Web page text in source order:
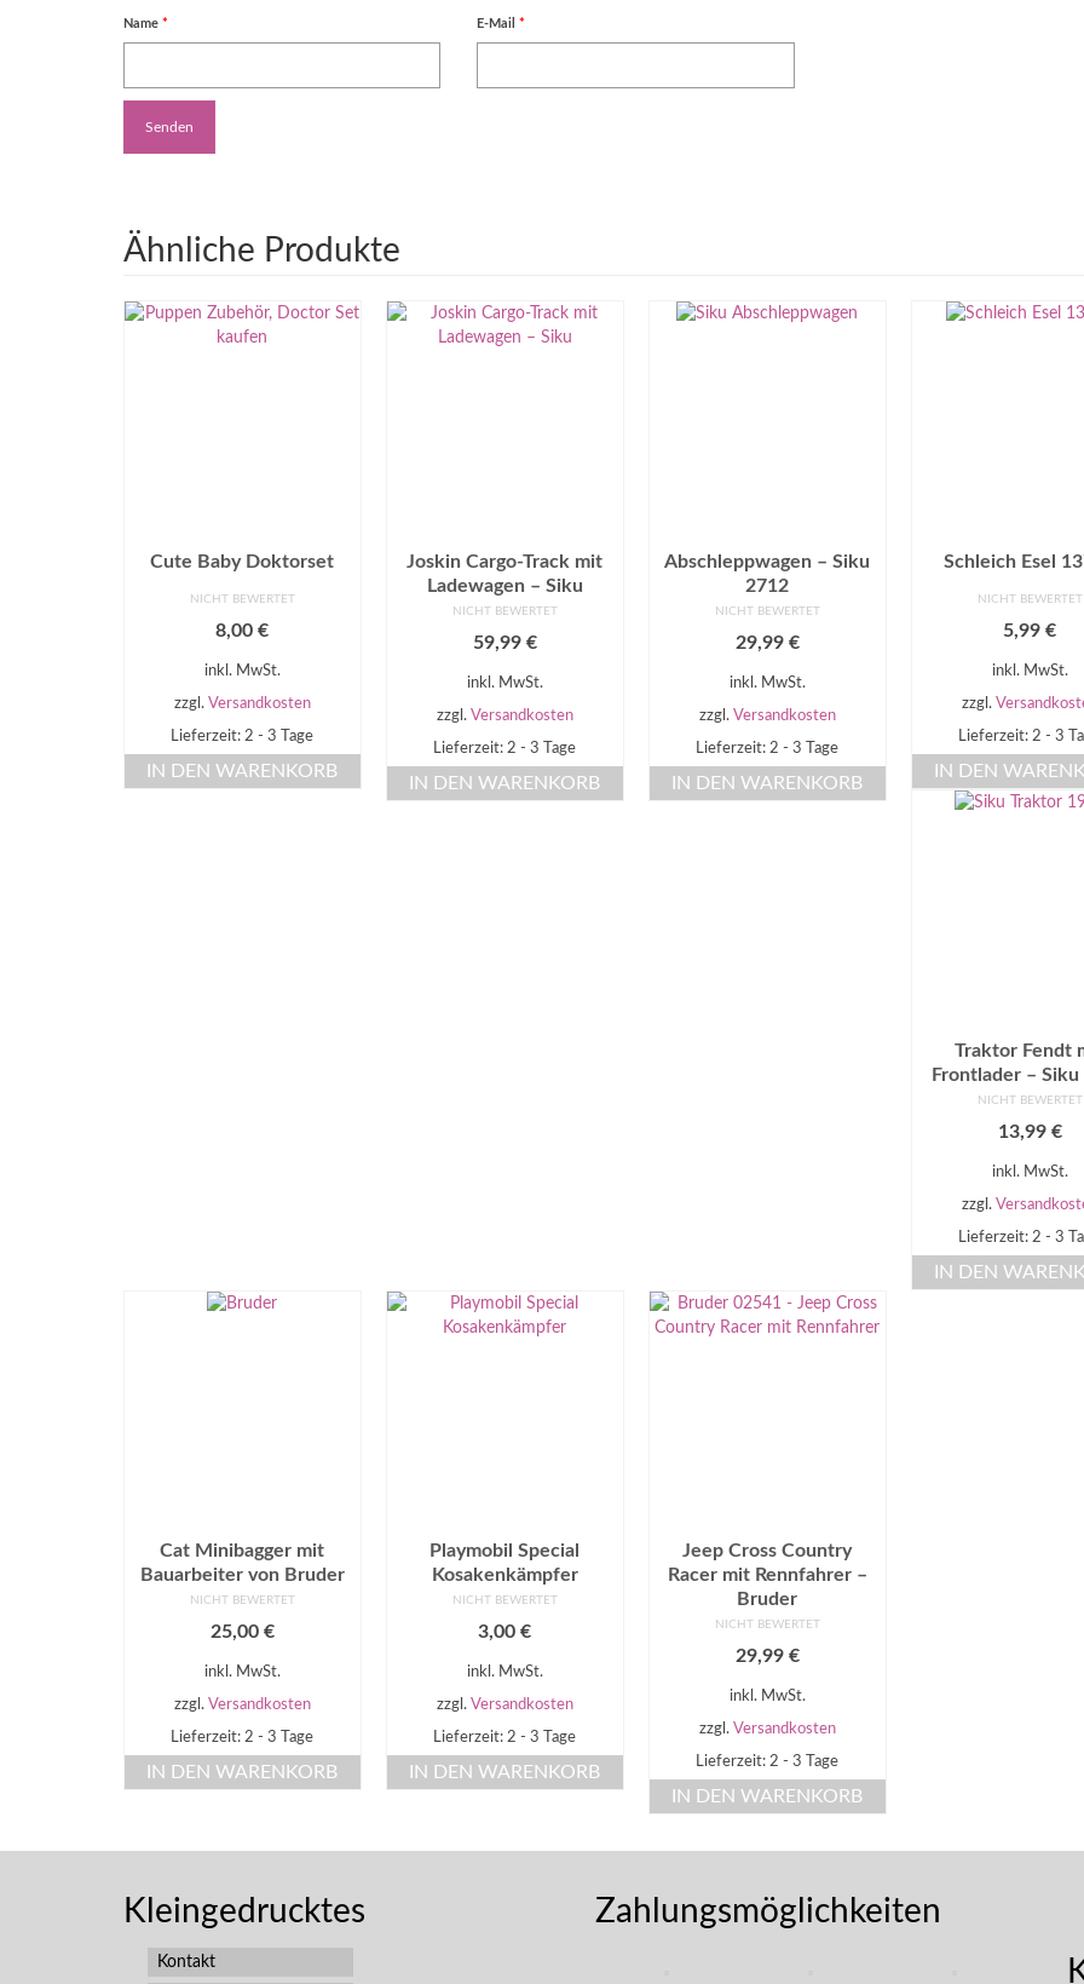
Name * E-Mail*
Ähnliche Produkte
Cute Baby Doktorset
NICHT BEWERTET
8,00€
inkl. MwSt.
zzgl. Versandkosten
Lieferzeit: 2 - 3 Tage
IN DEN WARENKORB
Joskin Cargo-Track mit
Ladewagen – Siku
NICHT BEWERTET
59,99 €
inkl. MwSt.
zzgl. Versandkosten
Lieferzeit: 2 - 3 Tage
IN DEN WARENKORB
Abschleppwagen – Siku
2712
NICHT BEWERTET
29,99 €
inkl. MwSt.
zzgl. Versandkosten
Lieferzeit: 2 - 3 Tage
IN DEN WARENKORB
Schleich Esel
NICHT BEWERTET
5,99€
inkl. MwSt.
zzgl.
Lieferzeit: 2 - 3
IN DEN
Traktor Fendt
Frontlader – Siku
NICHT BEWERTET
13,99 €
inkl. MwSt.
zzgl.
Lieferzeit: 2 - 3
IN DEN
Cat Minibagger mit
Bauarbeiter von Bruder
NICHT BEWERTET
25,00 €
inkl. MwSt.
zzgl. Versandkosten
Lieferzeit: 2 - 3 Tage
IN DEN WARENKORB
Playmobil Special
Kosakenkämpfer
NICHT BEWERTET
3,00€
inkl. MwSt.
zzgl. Versandkosten
Lieferzeit: 2 - 3 Tage
IN DEN WARENKORB
Jeep Cross Country
Racer mit Rennfahrer –
Bruder
NICHT BEWERTET
29,99 €
inkl. MwSt.
zzgl. Versandkosten
Lieferzeit: 2 - 3 Tage
IN DEN WARENKORB
Kleingedrucktes
Kontakt
Zahlungsmöglichkeiten